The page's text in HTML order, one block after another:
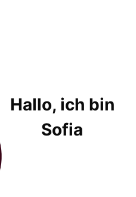
Hallo, ich bin
Sofia